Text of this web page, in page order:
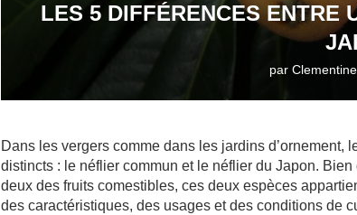
LES 5 DIFFÉRENCES ENTRE
par Clementine
Dans les vergers comme dans les jardins
distincts : le néflier commun et le néflier du Japon.
deux des fruits comestibles, ces deux espèces
des caractéristiques, des usages et des conditions de